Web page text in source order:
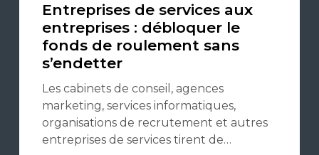
Entreprises de services aux
entreprises : débloquer le
fonds de roulement sans
s’endetter
Les cabinets de conseil, agences
marketing, services informatiques,
organisations de recrutement et autres
entreprises de services tirent de…